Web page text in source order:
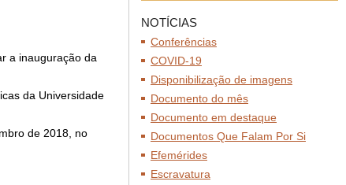
a inauguração da
da Universidade
de 2018, no
NOTÍCIAS
Conferências
COVID-19
Disponibilização de imagens
Documento do mês
Documento em destaque
Documentos Que Falam Por Si
Efemérides
Escravatura